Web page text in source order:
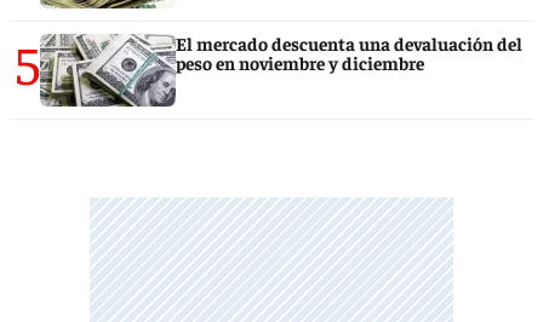
5
El mercado descuenta una devaluación del
peso en noviembre y diciembre